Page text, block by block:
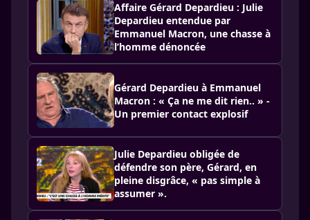
Affaire Gérard Depardieu : Julie
Depardieu entendue par
Emmanuel Macron, une chasse à
l’homme dénoncée
Gérard Depardieu à Emmanuel
Macron : « Ça ne me dit rien.. » -
Un premier contact explosif
Julie Depardieu obligée de
défendre son père, Gérard, en
pleine disgrâce, « pas simple à
assumer ».